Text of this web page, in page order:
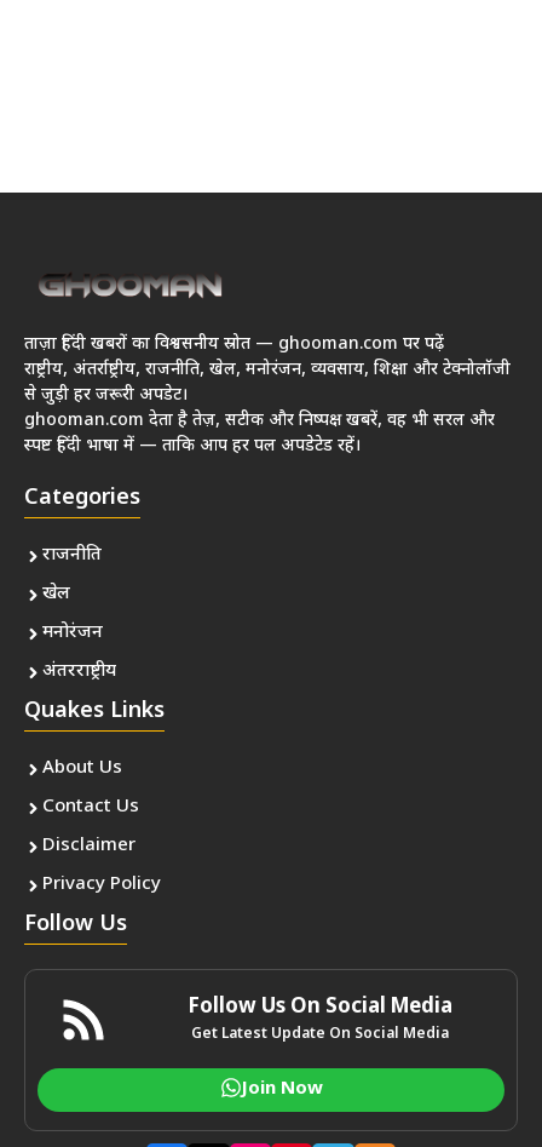
ताज़ा हिंदी खबरों का विश्वसनीय स्रोत — ghooman.com पर पढ़ें
राष्ट्रीय, अंतर्राष्ट्रीय, राजनीति, खेल, मनोरंजन, व्यवसाय, शिक्षा और टेक्नोलॉजी
से जुड़ी हर जरूरी अपडेट।
ghooman.com देता है तेज़, सटीक और निष्पक्ष खबरें, वह भी सरल और
स्पष्ट हिंदी भाषा में — ताकि आप हर पल अपडेटेड रहें।
Categories
राजनीति
खेल
मनोरंजन
अंतरराष्ट्रीय
Quakes Links
About Us
Contact Us
Disclaimer
Privacy Policy
Follow Us
Follow Us On Social Media
Get Latest Update On Social Media
Join Now